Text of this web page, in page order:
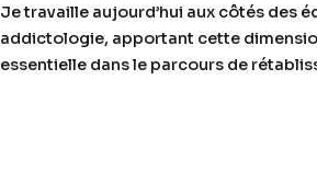
Je travaille aujourd’hui aux côtés des
addictologie, apportant cette
essentielle dans le parcours de